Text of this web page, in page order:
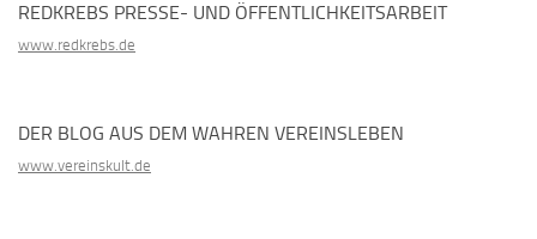
REDKREBS PRESSE- UND ÖFFENTLICHKEITSARBEIT
www.redkrebs.de
DER BLOG AUS DEM WAHREN VEREINSLEBEN
www.vereinskult.de